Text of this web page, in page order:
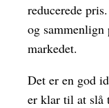
reducerede
og sammenlign
markedet.
Det er en god
er klar til at slå